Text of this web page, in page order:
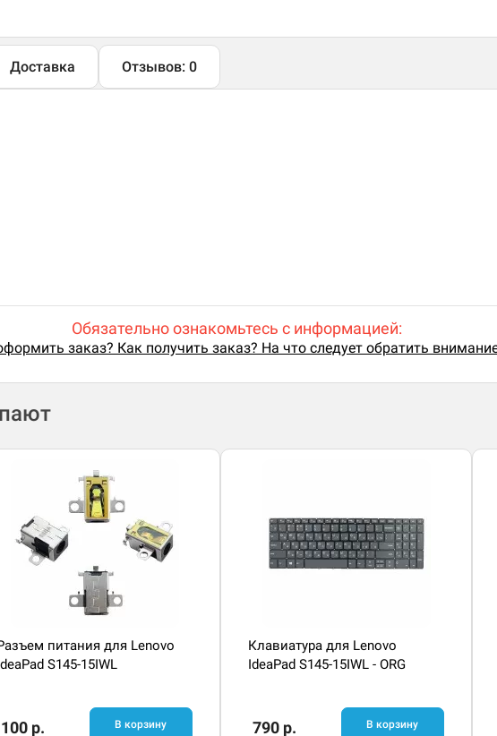
Доставка Отзывов: 0
Обязательно ознакомьтесь с информацией:
заказ? Как получить заказ? На что следует обратить
питания для Lenovo
S145-15IWL
100 р. В корзину
Клавиатура для Lenovo
IdeaPad S145-15IWL - ORG
790 р. В корзину